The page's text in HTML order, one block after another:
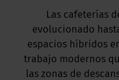
inspiración?
prácticos de Workcafé
office
& Events
Las cafeterías
evolucionado
espacios híbridos
trabajo modernos
las zonas de